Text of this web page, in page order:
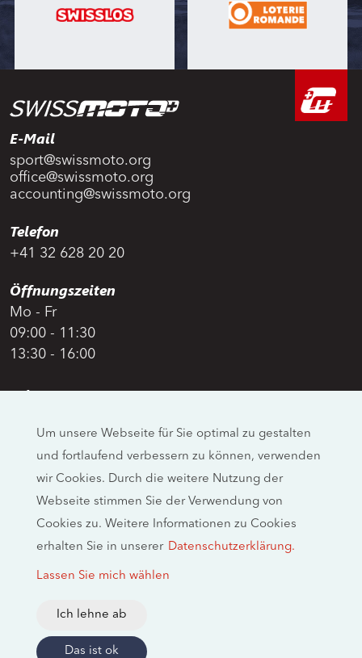
E-Mail
sport@swissmoto.org
office@swissmoto.org
accounting@swissmoto.org
Telefon
+41 32 628 20 20
Öffnungszeiten
Mo - Fr
09:00 - 11:30
13:30 - 16:00
Adresse
Allmendstrasse 26
CH-4658 Däniken
Social Media
Um unsere Webseite für Sie optimal zu gestalten
und fortlaufend verbessern zu können, verwenden
wir Cookies. Durch die weitere Nutzung der
Webseite stimmen Sie der Verwendung von
Cookies zu. Weitere Informationen zu Cookies
erhalten Sie in unserer Datenschutzerklärung.
Lassen Sie mich wählen
Ich lehne ab
Das ist ok